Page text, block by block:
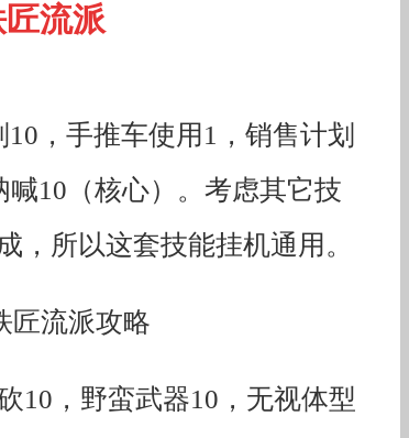
流派
，手推车使用1，销售计划
10（核心）。考虑其它技
，所以这套技能挂机通用。
10，野蛮武器10，无视体型